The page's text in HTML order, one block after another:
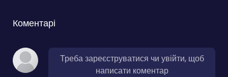
Коментарі
Треба зареєструватися чи увійти, щоб
написати коментар